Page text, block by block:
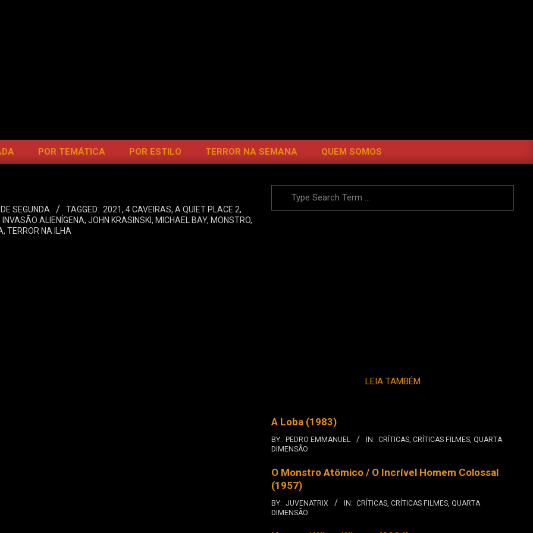
POR TEMÁTICA POR ESTILO TERROR NA SEMANA QUEM SOMOS
SEGUNDA TAGGED: 2021, 4 CAVEIRAS, A QUIET PLACE 2,
INVASÃO ALIENÍGENA, JOHN KRASINSKI, MICHAEL BAY, MONSTRO,
, TERROR NA ILHA
LEIA TAMBÉM
A Loba (1983)
BY: PEDRO EMMANUEL IN: CRÍTICAS, CRÍTICAS FILMES, QUARTA
DIMENSÃO
O Monstro Atômico / O Incrível Homem Colossal
(1957)
BY: JUVENATRIX IN: CRÍTICAS, CRÍTICAS FILMES, QUARTA
DIMENSÃO